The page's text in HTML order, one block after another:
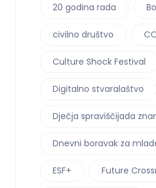
20 godina rada
civilno društvo
Culture Shock Festival
Digitalno stvaralaštvo
Dječja spraviščijada
Dnevni boravak za
ESF+ Future